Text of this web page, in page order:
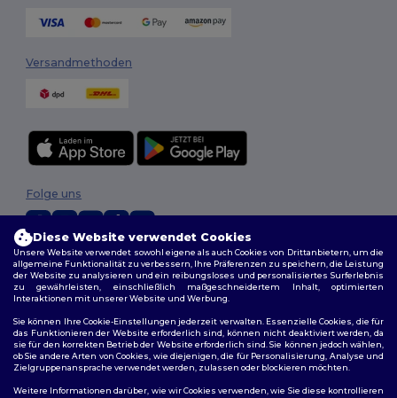
Versandmethoden
2026. Alle Rechte vorbehalten
Allgemeine Geschäftsbedingungen|Personalisierungsrichtlinien|
Datenschutzbestimmungen|Cookie-Richtlinie| Site Map
Folge uns
Diese Website verwendet Cookies
Unsere Website verwendet sowohl eigene als auch Cookies von Drittanbietern, um die
allgemeine Funktionalität zu verbessern, Ihre Präferenzen zu speichern, die Leistung
der Website zu analysieren und ein reibungsloses und personalisiertes Surferlebnis
zu gewährleisten, einschließlich maßgeschneidertem Inhalt, optimierten
Interaktionen mit unserer Website und Werbung.
Sie können Ihre Cookie-Einstellungen jederzeit verwalten. Essenzielle Cookies, die für
das Funktionieren der Website erforderlich sind, können nicht deaktiviert werden, da
sie für den korrekten Betrieb der Website erforderlich sind. Sie können jedoch wählen,
ob Sie andere Arten von Cookies, wie diejenigen, die für Personalisierung, Analyse und
Zielgruppenansprache verwendet werden, zulassen oder blockieren möchten.
Weitere Informationen darüber, wie wir Cookies verwenden, wie Sie diese kontrollieren